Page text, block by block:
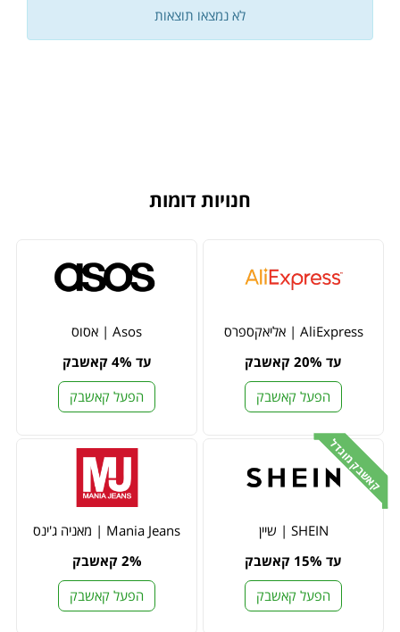
לא נמצאו תוצאות
חנויות דומות
AliExpress | אליאקספרס
עד 20% קאשבק
הפעל קאשבק
Asos | אסוס
עד 4% קאשבק
הפעל קאשבק
קאשבק מוגדל
SHEIN | שיין
עד 15% קאשבק
הפעל קאשבק
Mania Jeans | מאניה ג'ינס
2% קאשבק
הפעל קאשבק